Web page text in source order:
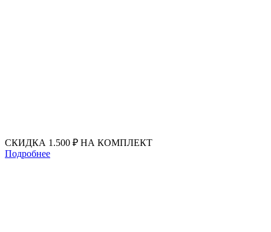
СКИДКА 1.500 ₽ НА КОМПЛЕКТ
Подробнее